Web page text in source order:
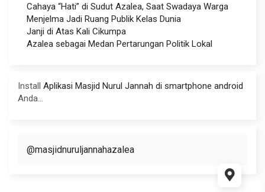
Cahaya “Hati” di Sudut Azalea, Saat Swadaya Warga
Menjelma Jadi Ruang Publik Kelas Dunia
Janji di Atas Kali Cikumpa
Azalea sebagai Medan Pertarungan Politik Lokal
Install Aplikasi Masjid Nurul Jannah di smartphone android
Anda...
@masjidnuruljannahazalea